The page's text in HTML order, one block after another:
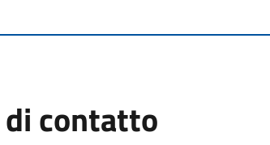
contatto